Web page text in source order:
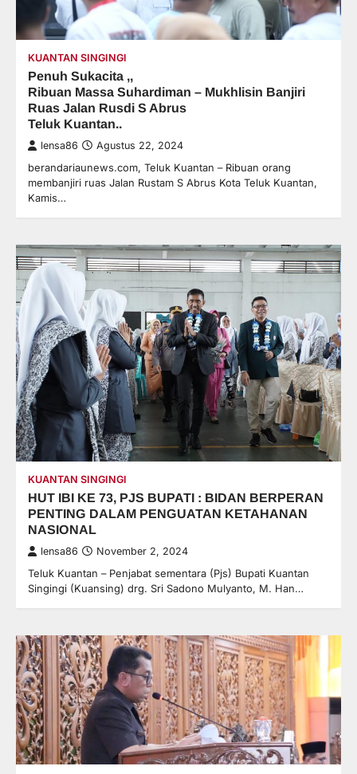
KUANTAN SINGINGI
Penuh Sukacita ,,
Ribuan Massa Suhardiman – Mukhlisin Banjiri
Ruas Jalan Rusdi S Abrus
Teluk Kuantan..
lensa86 Agustus 22, 2024
berandariaunews.com, Teluk Kuantan – Ribuan orang
membanjiri ruas Jalan Rustam S Abrus Kota Teluk Kuantan,
Kamis…
KUANTAN SINGINGI
HUT IBI KE 73, PJS BUPATI : BIDAN BERPERAN
PENTING DALAM PENGUATAN KETAHANAN
NASIONAL
lensa86 November 2, 2024
Teluk Kuantan – Penjabat sementara (Pjs) Bupati Kuantan
Singingi (Kuansing) drg. Sri Sadono Mulyanto, M. Han…